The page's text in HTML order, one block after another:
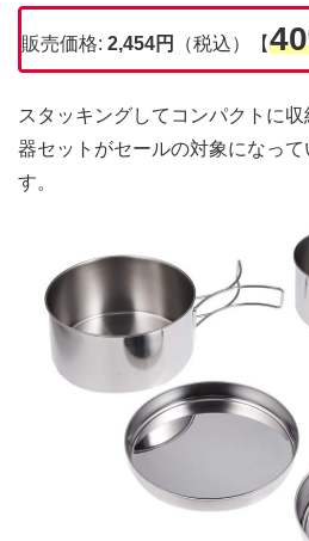
販売価格: 2,454円 （税込）【
スタッキングしてコンパクトに
器セットがセールの対象になっ
す。